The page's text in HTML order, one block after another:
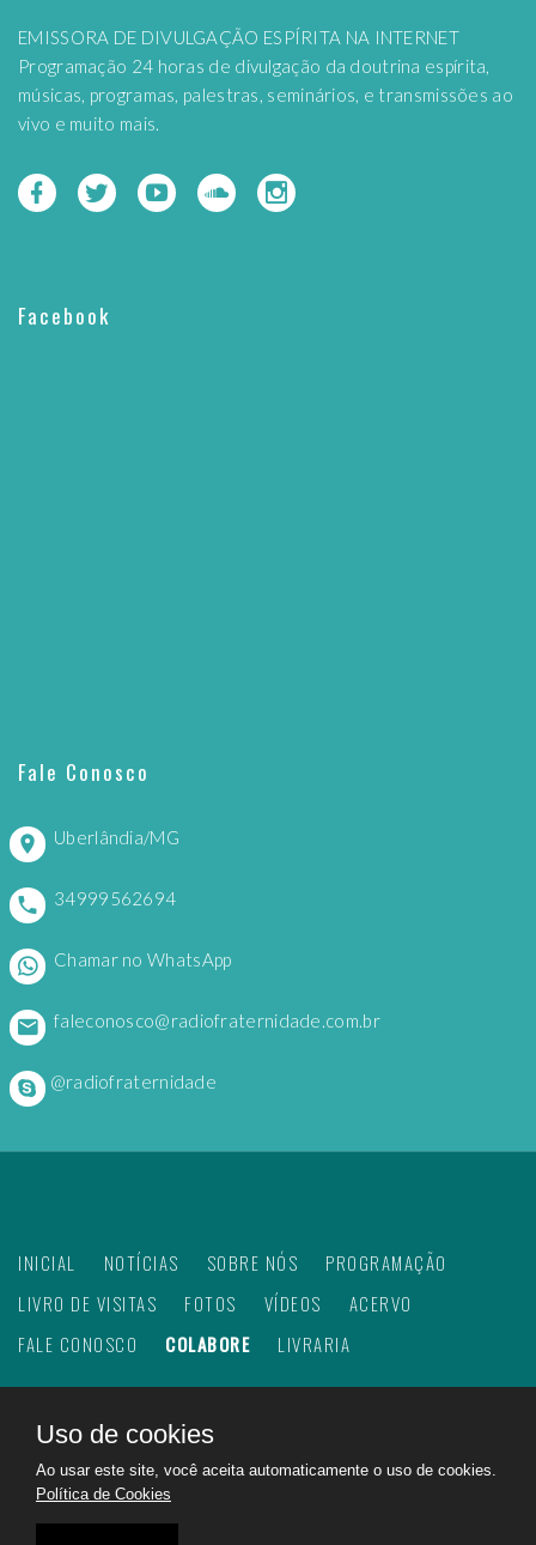
EMISSORA DE DIVULGAÇÃO ESPÍRITA NA INTERNET
Programação 24 horas de divulgação da doutrina espírita,
músicas, programas, palestras, seminários, e transmissões ao
vivo e muito mais.
Facebook
Fale Conosco
Uberlândia/MG
34999562694
Chamar no WhatsApp
faleconosco@radiofraternidade.com.br
@radiofraternidade
INICIAL NOTÍCIAS SOBRE NÓS
PROGRAMAÇÃO
LIVRO DE VISITAS
FOTOS VÍDEOS
ACERVO
FALE CONOSCO
COLABORE LIVRARIA
2026Web Rádio Fraternidade. Todos os direitos
reservados.
Feito com
no Brasil para todo o mundo!
Rádio Fraternidade a emissora do bem na internet.
Uso de cookies
Ao usar este site, você aceita automaticamente o uso de cookies.
Política de Cookies